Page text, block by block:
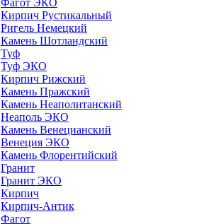
Фагот ЭКО
Кирпич Рустикальный
Ригель Немецкий
Камень Шотландский
Туф
Туф ЭКО
Кирпич Рижский
Камень Пражский
Камень Неаполитанский
Неаполь ЭКО
Камень Венецианский
Венеция ЭКО
Камень Флорентийский
Гранит
Гранит ЭКО
Кирпич
Кирпич-Антик
Фагот